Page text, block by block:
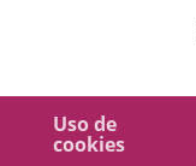
Uso de
cookies